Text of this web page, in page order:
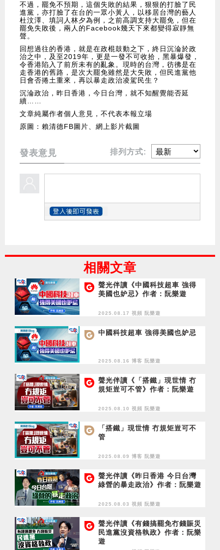
不過，罷免不預期，這個失敗的結果，狠狠的打臉了民
進黨，亦打臉了在台的一眾小黃人，以移居台灣的藝人
杜汶澤、填詞人林夕為例，之前高調支持大罷免，但在
罷免失敗後，兩人的Facebook幾天下來都變得寂靜無
聲。
回想過往的香港，就是在政棍鼓動之下，終日沉淪於政
治之中，及至2019年，更是一發不可收拾，黑暴爆發，
令香港陷入了前所未有的亂象。現時的台灣，彷彿是在
走香港的舊路，是次大罷免雖然是大失敗，但民進黨他
日會否捲土重來，再以暴走政治凌駕民生？
沉淪政治，昨日香港，今日台灣，就不知醒覺能否延
續……
文章純屬作者個人意見，不代表本報立場
原圖：賴清德FB圖片、網上影片截圖
發表意見 排列方式:
相關文章
聲光伴讀《中國科技超車 強得
美國也妒忌》作者：阮樂遊
2025.08.17 視頻 阮樂遊
中國科技超車 強得美國也妒忌
2025.08.16 博客 阮樂遊
聲光伴讀《「搭鐵」現世情 冇
規矩豈可不管》作者：阮樂遊
2025.08.10 視頻 阮樂遊
「搭鐵」現世情 冇規矩豈可不
管
2025.08.09 博客 阮樂遊
聲光伴讀《昨日香港 今日台灣
綠營的暴走政治》作者：阮樂遊
2025.08.03 視頻 阮樂遊
聲光伴讀《有錢搞罷免冇錢賑災
民進黨沒資格執政》作者：阮樂
遊